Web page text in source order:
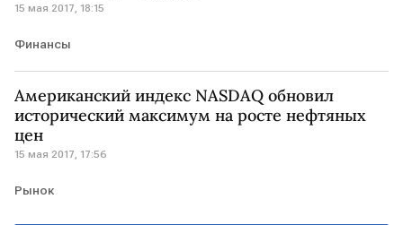
15 мая 2017, 18:15
Финансы
Американский индекс NASDAQ обновил
исторический максимум на росте нефтяных
цен
15 мая 2017, 17:56
Рынок